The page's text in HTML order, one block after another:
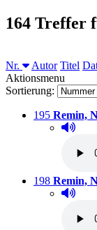
164 Treffer
Nr. Autor Titel
Aktionsmenu
Sortierung:
Titelnummer:
195 von
Remin,
Titelnummer:
198 von
Remin,